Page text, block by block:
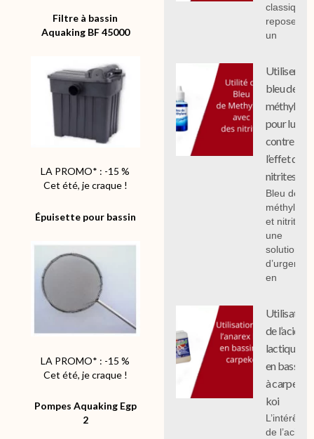
Filtre à bassin
Aquaking BF 45000
LA PROMO* : -15 %
Cet été, je craque !
Épuisettepour bassin
LA PROMO* : -15 %
Cet été, je craque !
Pompes Aquaking Egp
2
classique
repose sur
un
Utiliser le
bleu de
méthylène
pour lutter
contre
l’effet des
nitrites
Bleu de
méthylène
et nitrites :
une
solution
d’urgence
en
Utilisation
de l’acide
lactique
en bassin
à carpe
koi
L’intérêt
de l’acide